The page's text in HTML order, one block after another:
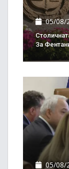
05/08/
За
05/08/